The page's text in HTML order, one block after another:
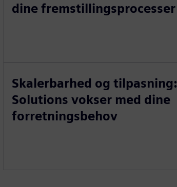
dine fremstillingsprocesser
Skalerbarhed og tilpasning:
Solutions vokser med dine
forretningsbehov